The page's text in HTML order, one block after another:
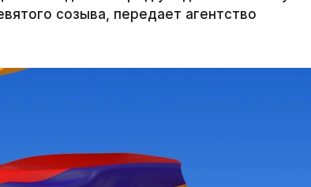
созыва, передает агентство